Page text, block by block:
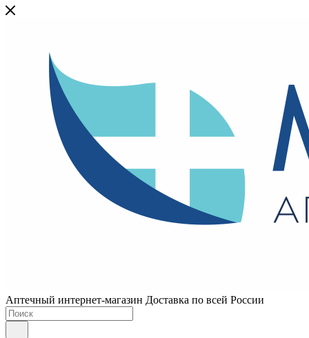
Аптечный интернет-магазин Доставка по всей России